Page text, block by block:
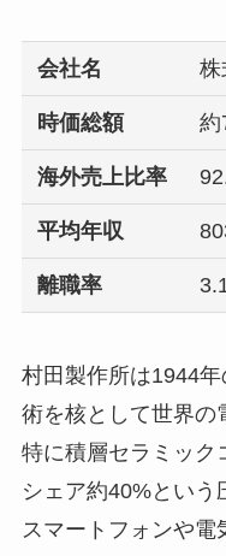
会社名 株
時価総額 約
海外売上比率
平均年収
離職率
村田製作所は1944
術を核として世界の
特に積層セラミック
シェア約40%という
スマートフォンや